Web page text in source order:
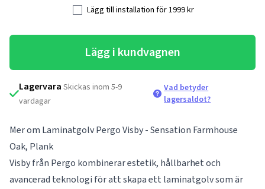
Lägg till installation för1999kr
Lägg i kundvagnen
Lagervara Skickas inom 5-9
vardagar
Vad betyder
lagersaldot?
Mer om Laminatgolv Pergo Visby - Sensation Farmhouse
Oak, Plank
Visby från Pergo kombinerar estetik, hållbarhet och
avancerad teknologi för att skapa ett laminatgolv som är